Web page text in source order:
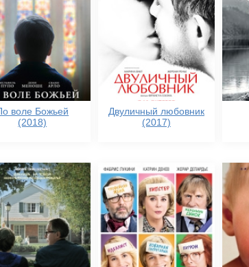
воле Божьей
(2018)
Двуличный любовник
(2017)